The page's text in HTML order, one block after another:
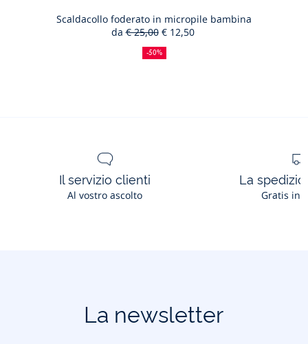
Scaldacollo foderato in micropile bambina
da
50%
di
sconto
Prezzo
precedente
:
€ 25,00Nuovo
prezzo
:
€ 12,50
-50%
Il servizio clienti
Al vostro ascolto
La
Gratis in
La newsletter